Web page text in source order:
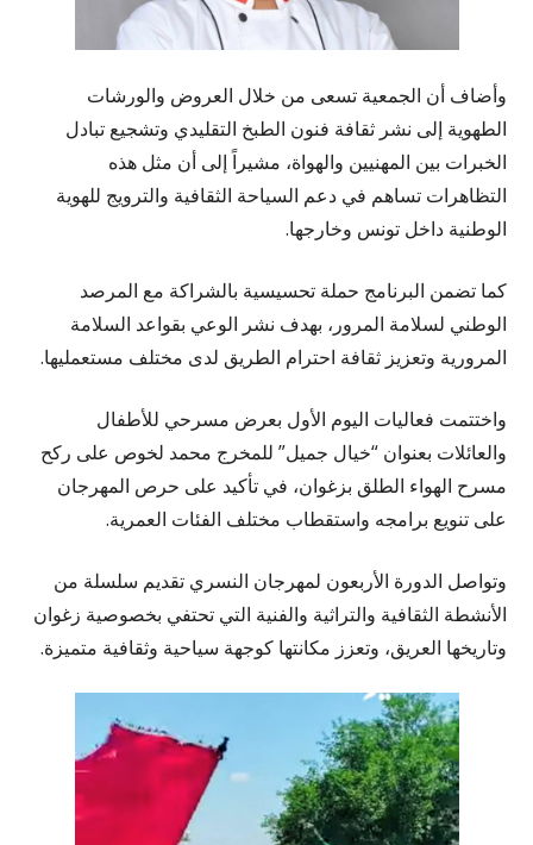
وأضاف أن الجمعية تسعى من خلال العروض والورشات
الطهوية إلى نشر ثقافة فنون الطبخ التقليدي وتشجيع تبادل
الخبرات بين المهنيين والهواة، مشيراً إلى أن مثل هذه
التظاهرات تساهم في دعم السياحة الثقافية والترويج للهوية
الوطنية داخل تونس وخارجها.
كما تضمن البرنامج حملة تحسيسية بالشراكة مع المرصد
الوطني لسلامة المرور، بهدف نشر الوعي بقواعد السلامة
المرورية وتعزيز ثقافة احترام الطريق لدى مختلف مستعمليها.
واختتمت فعاليات اليوم الأول بعرض مسرحي للأطفال
والعائلات بعنوان “خيال جميل” للمخرج محمد لخوص على ركح
مسرح الهواء الطلق بزغوان، في تأكيد على حرص المهرجان
على تنويع برامجه واستقطاب مختلف الفئات العمرية.
وتواصل الدورة الأربعون لمهرجان النسري تقديم سلسلة من
الأنشطة الثقافية والتراثية والفنية التي تحتفي بخصوصية زغوان
وتاريخها العريق، وتعزز مكانتها كوجهة سياحية وثقافية متميزة.